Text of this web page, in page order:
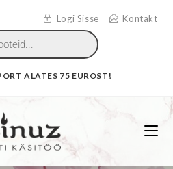
Logi Sisse Kontakt
ALATES 75 EUROST!